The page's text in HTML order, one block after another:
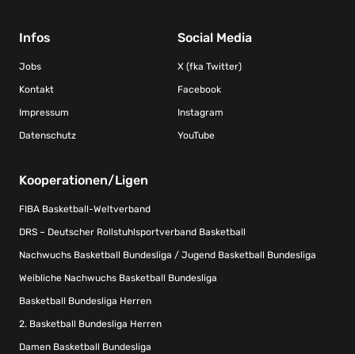
Infos
Jobs
Kontakt
Impressum
Datenschutz
Social Media
X (fka Twitter)
Facebook
Instagram
YouTube
Kooperationen/Ligen
FIBA Basketball-Weltverband
DRS – Deutscher Rollstuhlsportverband Basketball
Nachwuchs Basketball Bundesliga / Jugend Basketball Bundesliga
Weibliche Nachwuchs Basketball Bundesliga
Basketball Bundesliga Herren
2. Basketball Bundesliga Herren
Damen Basketball Bundesliga